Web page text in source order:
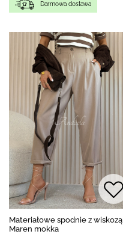
Darmowa dostawa
Materiałowe spodnie z wiskozą
Maren mokka